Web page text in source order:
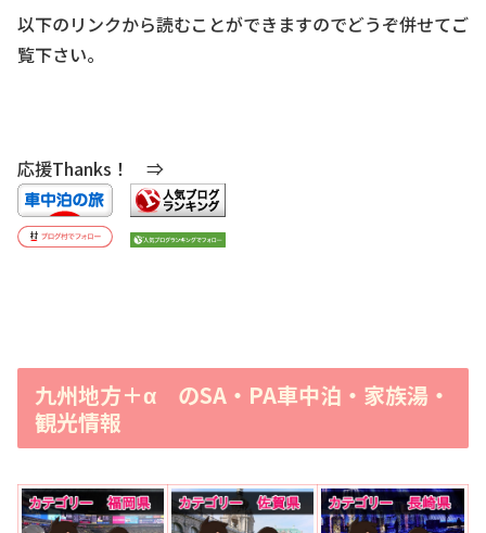
以下のリンクから読むことができますのでどうぞ併せてご
覧下さい。
応援Thanks！ ⇒
九州地方＋α のSA・PA車中泊・家族湯・
観光情報